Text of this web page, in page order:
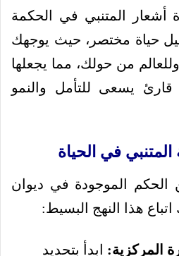
أشعار المتنبي في الحكمة
حياة مختصر، حيث يوجهك
من حولك، مما يجعلها
يسعى للتأمل والنمو
في الحياة
الحكم الموجودة في ديوان
هذا النهج البسيط:
المركزية: ابدأ بتحديد